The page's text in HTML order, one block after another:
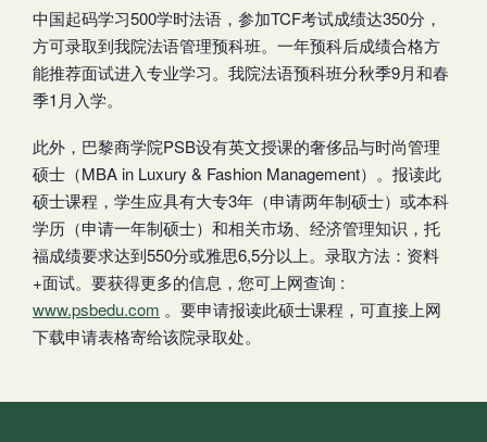
中国起码学习500学时法语，参加TCF考试成绩达350分，
方可录取到我院法语管理预科班。一年预科后成绩合格方
能推荐面试进入专业学习。我院法语预科班分秋季9月和春
季1月入学。
此外，巴黎商学院PSB设有英文授课的奢侈品与时尚管理
硕士（MBA in Luxury & Fashion Management）。报读此
硕士课程，学生应具有大专3年（申请两年制硕士）或本科
学历（申请一年制硕士）和相关市场、经济管理知识，托
福成绩要求达到550分或雅思6,5分以上。录取方法：资料
+面试。要获得更多的信息，您可上网查询 :
www.psbedu.com 。要申请报读此硕士课程，可直接上网
下载申请表格寄给该院录取处。